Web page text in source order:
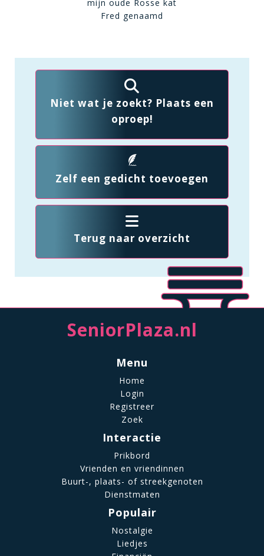
mijn oude Rosse kat
Fred genaamd
Niet wat je zoekt? Plaats een
oproep!
Zelf een gedicht toevoegen
Terug naar overzicht
SeniorPlaza.nl
Menu
Home
Login
Registreer
Zoek
Interactie
Prikbord
Vrienden en vriendinnen
Buurt-, plaats- of streekgenoten
Dienstmaten
Populair
Nostalgie
Liedjes